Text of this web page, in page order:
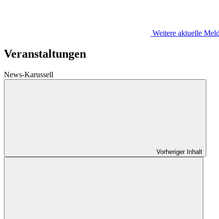
Weitere aktuelle
Veranstaltungen
News-Karussell
Vorheriger Inhalt